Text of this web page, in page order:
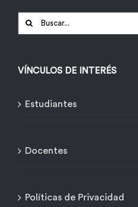
Buscar:
VÍNCULOS DE INTERÉS
Estudiantes
Docentes
Políticas de Privacidad